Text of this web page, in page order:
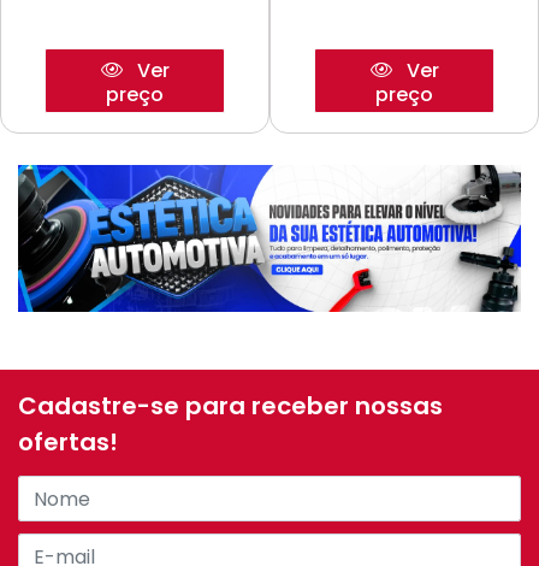
Ver
preço
Ver
preço
Cadastre-se para receber nossas
ofertas!